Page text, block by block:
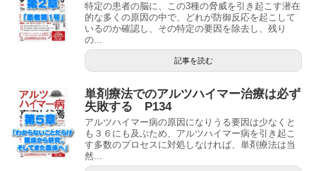
特定の患者の脳に、この3種の脅威を引き起こす潜在
的な多くの原因の中で、どれが防御反応を起こして
いるのか確認し、その特定の要因を除去し、残り
の...
記事を読む
単剤療法でのアルツハイマー治療は必ず
失敗する P134
アルツハイマー病の原因になりうる要因は少なくと
も３６にも及ぶため、アルツハイマー病を引き起こ
す多数のプロセスに対処しなければ、単剤療法は当
然...